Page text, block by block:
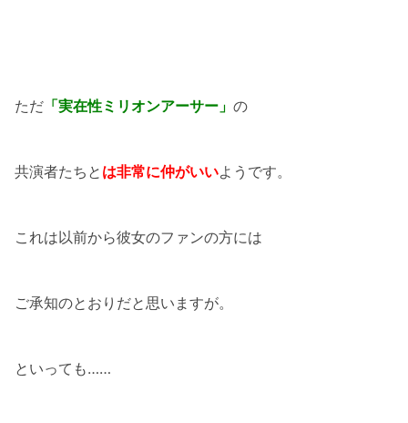
ただ 「実在性ミリオンアーサー」 の
共演者たちと は非常に仲がいいようです。
これは以前から彼女のファンの方には
ご承知のとおりだと思いますが。
といっても……